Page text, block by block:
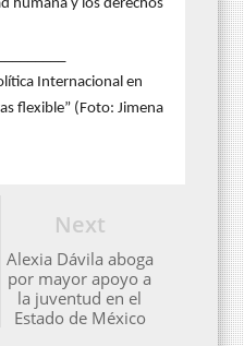
humana y los derechos
Internacional en
flexible” (Foto: Jimena
Next
Alexia Dávila aboga
por mayor apoyo a
la juventud en el
Estado de México